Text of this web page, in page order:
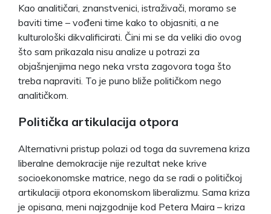
Kao analitičari, znanstvenici, istraživači, moramo se
baviti time – vođeni time kako to objasniti, a ne
kulturološki dikvalificirati. Čini mi se da veliki dio ovog
što sam prikazala nisu analize u potrazi za
objašnjenjima nego neka vrsta zagovora toga što
treba napraviti. To je puno bliže političkom nego
analitičkom.
Politička artikulacija otpora
Alternativni pristup polazi od toga da suvremena kriza
liberalne demokracije nije rezultat neke krive
socioekonomske matrice, nego da se radi o političkoj
artikulaciji otpora ekonomskom liberalizmu. Sama kriza
je opisana, meni najzgodnije kod Petera Maira – kriza